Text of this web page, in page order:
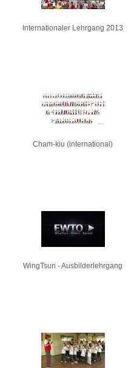
Internationaler Lehrgang 2013
Cham-kiu (international)
WingTsun - Ausbilderlehrgang